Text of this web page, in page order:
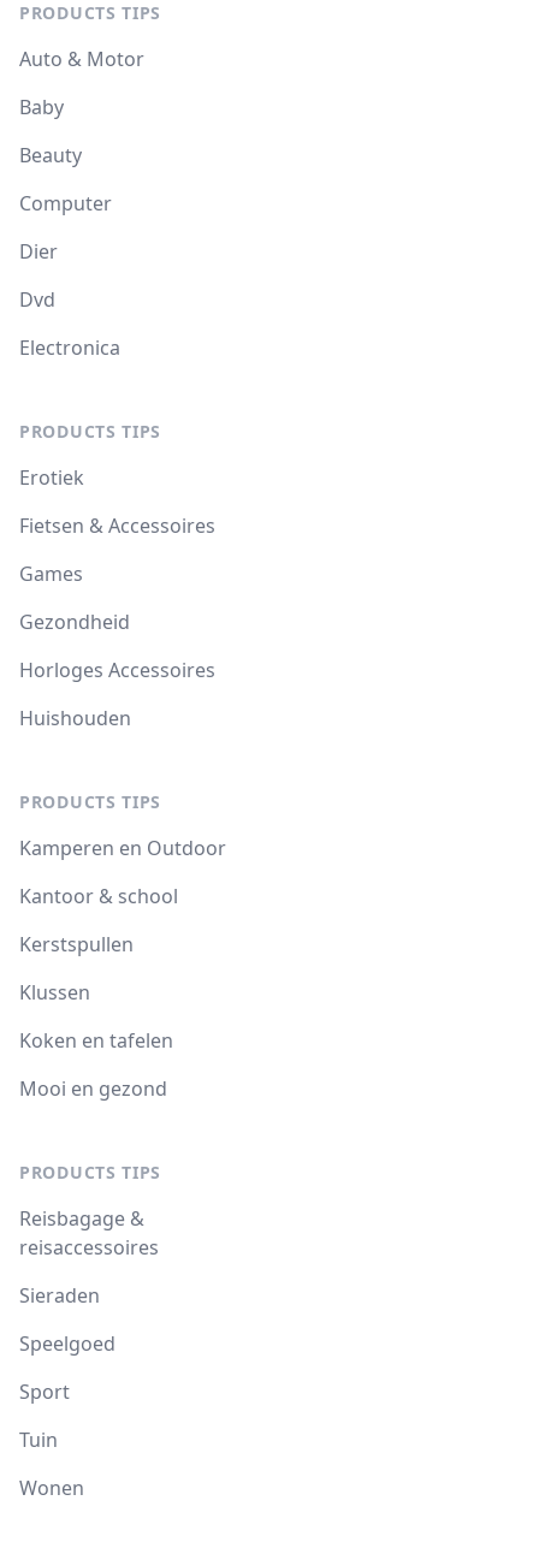
PRODUCTS TIPS
Auto & Motor
Baby
Beauty
Computer
Dier
Dvd
Electronica
PRODUCTS TIPS
Erotiek
Fietsen & Accessoires
Games
Gezondheid
Horloges Accessoires
Huishouden
PRODUCTS TIPS
Kamperen en Outdoor
Kantoor & school
Kerstspullen
Klussen
Koken en tafelen
Mooi en gezond
PRODUCTS TIPS
Reisbagage &
reisaccessoires
Sieraden
Speelgoed
Sport
Tuin
Wonen